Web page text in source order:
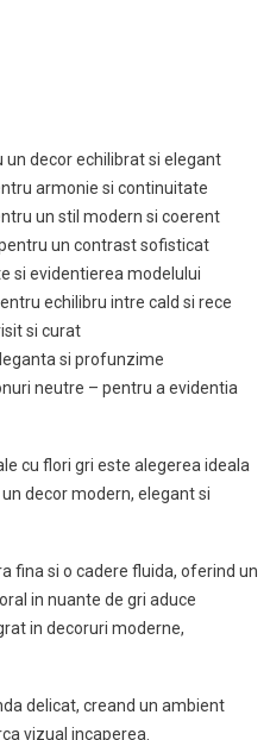
decor echilibrat si elegant
armonie si continuitate
un stil modern si coerent
un contrast sofisticat
si evidentierea modelului
echilibru intre cald si rece
si curat
si profunzime
neutre – pentru a evidentia
cu flori gri este alegerea ideala
decor modern, elegant si
fina si o cadere fluida, oferind un
in nuante de gri aduce
in decoruri moderne,
delicat, creand un ambient
vizual incaperea.